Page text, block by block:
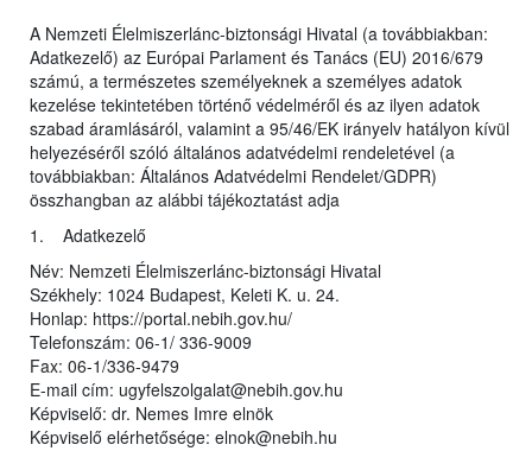
A Nemzeti Élelmiszerlánc-biztonsági Hivatal (a továbbiakban:
Adatkezelő) az Európai Parlament és Tanács (EU) 2016/679
számú, a természetes személyeknek a személyes adatok
kezelése tekintetében történő védelméről és az ilyen adatok
szabad áramlásáról, valamint a 95/46/EK irányelv hatályon kívül
helyezéséről szóló általános adatvédelmi rendeletével (a
továbbiakban: Általános Adatvédelmi Rendelet/GDPR)
összhangban az alábbi tájékoztatást adja
1. Adatkezelő
Név: Nemzeti Élelmiszerlánc-biztonsági Hivatal
Székhely: 1024 Budapest, Keleti K. u. 24.
Honlap: https://portal.nebih.gov.hu/
Telefonszám: 06-1/ 336-9009
Fax: 06-1/336-9479
E-mail cím: ugyfelszolgalat@nebih.gov.hu
Képviselő: dr. Nemes Imre elnök
Képviselő elérhetősége: elnok@nebih.hu